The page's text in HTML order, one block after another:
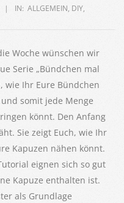
IN: ALLGEMEIN, DIY,
Woche wünschen wir
Serie „Bündchen mal
wie Ihr Eure Bündchen
somit jede Menge
könnt. Den Anfang
Sie zeigt Euch, wie Ihr
Kapuzen nähen könnt.
eignen sich so gut
Kapuze enthalten ist.
als Grundlage